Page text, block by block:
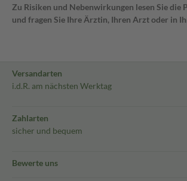
Zu Risiken und Nebenwirkungen lesen Sie die
und fragen Sie Ihre Ärztin, Ihren Arzt oder in
Versandarten
i.d.R. am nächsten Werktag
Zahlarten
sicher und bequem
Bewerte uns